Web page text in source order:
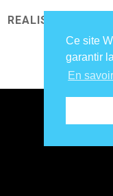
REALISATIONS
Ce site
garantir
En